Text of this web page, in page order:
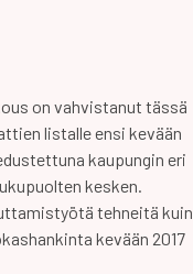
on vahvistanut tässä
listalle ensi kevään
kaupungin eri
kesken.
tehneitä kuin
kevään 2017